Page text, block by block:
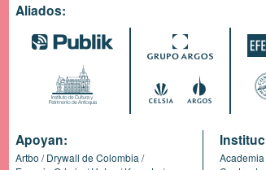
Aliados:
Apoyan:
Artbo
Drywall de Colombia